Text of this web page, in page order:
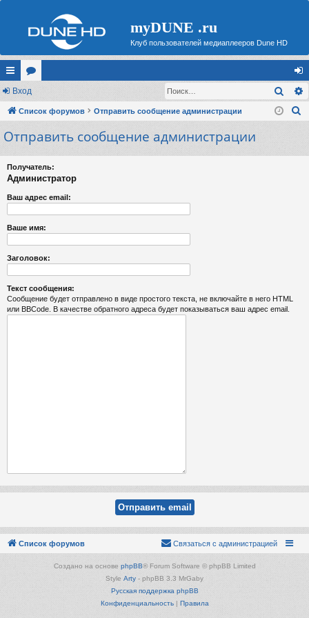
myDUNE .ru
Клуб пользователей медиаплееров Dune HD
с
ы
лк
ор
ум
хо
д
Вход
Список форумов Отправить сообщение администрации
с
Отправить сообщение администрации
Получатель:
Администратор
Ваш адрес email:
Ваше имя:
Заголовок:
Текст сообщения:
Сообщение будет отправлено в виде простого текста, не включайте в него HTML
или BBCode. В качестве обратного адреса будет показываться ваш адрес email.
Список форумов Связаться с администрацией
Создано на основе phpBB® Forum Software © phpBB Limited
Style Arty - phpBB 3.3 MrGaby
Русская поддержка phpBB
Конфиденциальность| Правила